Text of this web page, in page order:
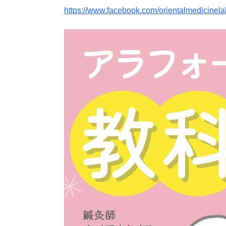
https://www.facebook.com/